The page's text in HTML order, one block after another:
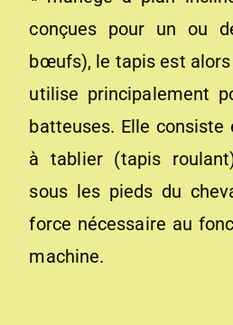
conçues pour un ou
bœufs), le tapis est alors
utilise principalement
batteuses. Elle consiste
à tablier (tapis
sous les pieds du
force nécessaire au
machine.